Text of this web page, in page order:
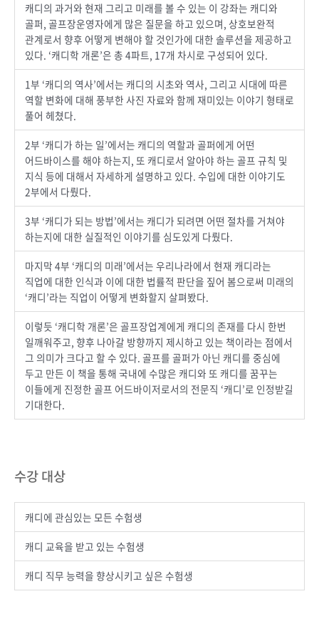
캐디의 과거와 현재 그리고 미래를 볼 수 있는 이 강좌는 캐디와
골퍼, 골프장운영자에게 많은 질문을 하고 있으며, 상호보완적
관계로서 향후 어떻게 변해야 할 것인가에 대한 솔루션을 제공하고
있다. ‘캐디학 개론’은 총 4파트, 17개 차시로 구성되어 있다.
1부 ‘캐디의 역사’에서는 캐디의 시초와 역사, 그리고 시대에 따른
역할 변화에 대해 풍부한 사진 자료와 함께 재미있는 이야기 형태로
풀어 헤쳤다.
2부 ‘캐디가 하는 일’에서는 캐디의 역할과 골퍼에게 어떤
어드바이스를 해야 하는지, 또 캐디로서 알아야 하는 골프 규칙 및
지식 등에 대해서 자세하게 설명하고 있다. 수입에 대한 이야기도
2부에서 다뤘다.
3부 ‘캐디가 되는 방법’에서는 캐디가 되려면 어떤 절차를 거쳐야
하는지에 대한 실질적인 이야기를 심도있게 다뤘다.
마지막 4부 ‘캐디의 미래’에서는 우리나라에서 현재 캐디라는
직업에 대한 인식과 이에 대한 법률적 판단을 짚어 봄으로써 미래의
‘캐디’라는 직업이 어떻게 변화할지 살펴봤다.
이렇듯 ‘캐디학 개론’은 골프장업계에게 캐디의 존재를 다시 한번
일깨워주고, 향후 나아갈 방향까지 제시하고 있는 책이라는 점에서
그 의미가 크다고 할 수 있다. 골프를 골퍼가 아닌 캐디를 중심에
두고 만든 이 책을 통해 국내에 수많은 캐디와 또 캐디를 꿈꾸는
이들에게 진정한 골프 어드바이저로서의 전문직 ‘캐디’로 인정받길
기대한다.
수강 대상
캐디에 관심있는 모든 수험생
캐디 교육을 받고 있는 수험생
캐디 직무 능력을 향상시키고 싶은 수험생